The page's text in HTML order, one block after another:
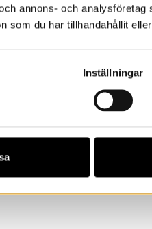
annons- och
som du har tillhandahållit
Inställningar
Brunn. Som vuxen